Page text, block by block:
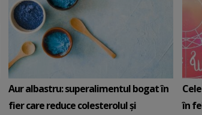
Aur albastru: superalimentul bogat în
fier care reduce colesterolul și
în